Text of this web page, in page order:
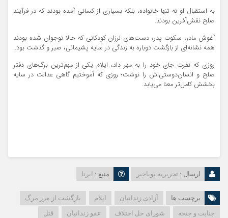
به استقبال او نه تنها خانواده، بلکه بسیاری از کسانی آمده بودند که در فرآیند
صلح نقش‌آفرین بودند.
آغوش مادر، سکوت پدر، دست‌های لرزان کودکانی که حالا نوجوان شده بودند
همه نشانه‌ای از بازگشت دوباره به زندگی در سایه پشیمانی، صبر و گذشت بود.
روزی که نفرت جای خود را به مهر داد، ایلام یکی از مهم‌ترین برگ‌های دفتر
صلح و انسان‌دوستی‌اش را نوشت؛ روزی که آموختیم گاهی عدالت در سایه
بخشش کامل‌تر معنا می‌یابد.
ارسال : تحریریه پویاخبر منبع : ایرنا
برچسب ها آزادی زندانیان ایلام
بازگشت از مرز مرگ
جنایت و جنحه
شورای حل اختلاف عفو زندانیان
قتل